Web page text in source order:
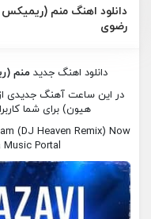
دانلود اهنگ منم
رضوی
دانلود اهنگ جدیدمنم
در این ساعت آهنگ جدیدی
هیون) برای شما
(DJ Heaven Remix) Now
Music Portal